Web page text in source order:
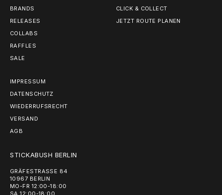
BRANDS
RELEASES
COLLABS
RAFFLES
SALE
CLICK & COLLECT
JETZT ROUTE PLANEN
IMPRESSUM
DATENSCHUTZ
WIEDERRUFSRECHT
VERSAND
AGB
STICKABUSH BERLIN
GRÄFESTRASSE 84
10967 BERLIN
MO-FR 12:00-18:00